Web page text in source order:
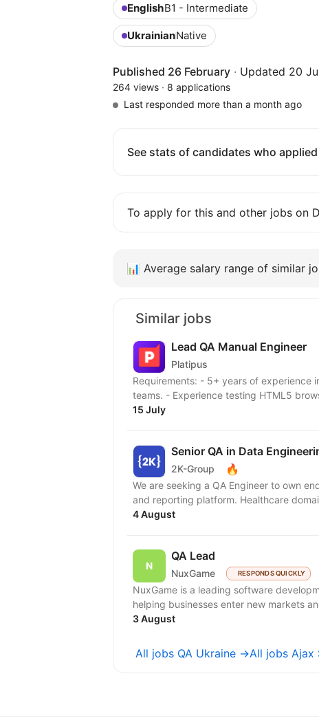
EnglishB1 - Intermediate
UkrainianNative
Published 26 February · Updated 20
264 views · 8 applications
Last responded more than a month ago
See stats of candidates who
To apply for this and other jobs on
📊 Average salary range of similar
Similar jobs
Lead QA Manual Engineer
Platipus
Requirements: - 5+ years of experience
teams. - Experience testing HTML5
15 July
Senior QA in Data
2K-Group 🔥
We are seeking a QA Engineer to own
and reporting platform. Healthcare
4 August
QA Lead
NuxGame RESPONDS QUICKLY
NuxGame is a leading software
helping businesses enter new markets
3 August
All jobs QA Ukraine →All jobs